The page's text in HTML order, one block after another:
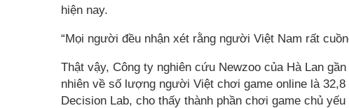
hiện nay.
“Mọi người đều nhận xét rằng người Việt Nam rất
Thật vậy, Công ty nghiên cứu Newzoo của Hà Lan
nhiên về số lượng người Việt chơi game online là
Decision Lab, cho thấy thành phần chơi game chủ